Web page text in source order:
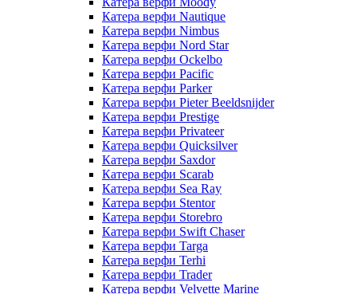
Катера верфи Nautique
Катера верфи Nimbus
Катера верфи Nord Star
Катера верфи Ockelbo
Катера верфи Pacific
Катера верфи Parker
Катера верфи Pieter Beeldsnijder
Катера верфи Prestige
Катера верфи Privateer
Катера верфи Quicksilver
Катера верфи Saxdor
Катера верфи Scarab
Катера верфи Sea Ray
Катера верфи Stentor
Катера верфи Storebro
Катера верфи Swift Chaser
Катера верфи Targa
Катера верфи Terhi
Катера верфи Trader
Катера верфи Velvette Marine